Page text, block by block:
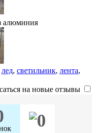
алюминия
лед, светильник, лента,
на новые отзывы